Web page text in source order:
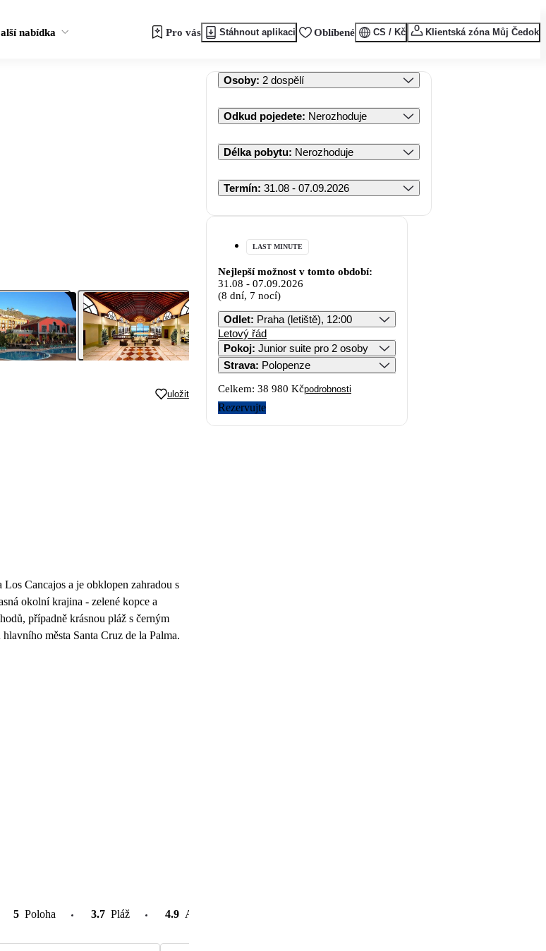
nabídka Pro vás Stáhnout aplikaci Oblíbené CS / Kč Klientská zóna Můj Čedok
uložit
Cancajos a je obklopen zahradou s
okolní krajina - zelené kopce a
případně krásnou pláž s černým
města Santa Cruz de la Palma.
5 Poloha 3.7 Pláž 4.9 Atrakce v okolí
Osoby: 2 dospělí
Odkud pojedete: Nerozhoduje
Délka pobytu: Nerozhoduje
Termín: 31.08 - 07.09.2026
LAST MINUTE
Nejlepší možnost v tomto období:
31.08 - 07.09.2026
(8 dní, 7 nocí)
Odlet: Praha (letiště), 12:00
Letový řád
Pokoj: Junior suite pro 2 osoby
Strava: Polopenze
Celkem: 38 980 Kčpodrobnosti
Rezervujte